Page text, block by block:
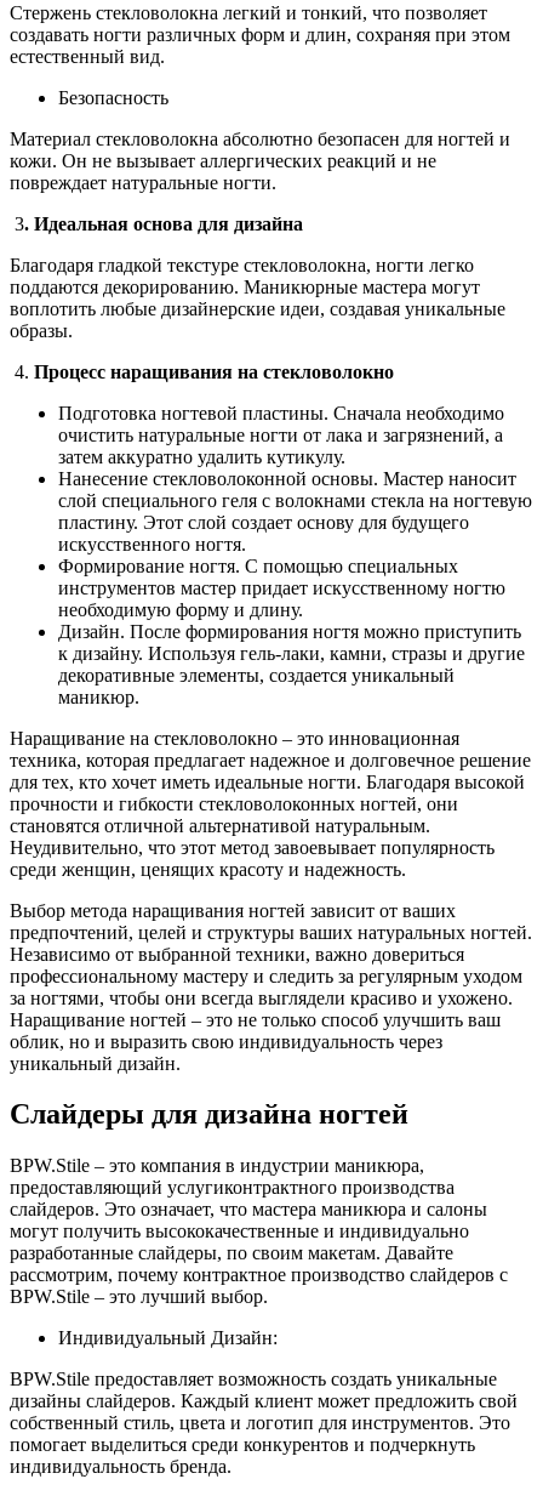
Стержень стекловолокна легкий и тонкий, что позволяет
создавать ногти различных форм и длин, сохраняя при этом
естественный вид.
Безопасность
Материал стекловолокна абсолютно безопасен для ногтей и
кожи. Он не вызывает аллергических реакций и не
повреждает натуральные ногти.
3. Идеальная основа для дизайна
Благодаря гладкой текстуре стекловолокна, ногти легко
поддаются декорированию. Маникюрные мастера могут
воплотить любые дизайнерские идеи, создавая уникальные
образы.
4. Процесс наращивания на стекловолокно
Подготовка ногтевой пластины. Сначала необходимо
очистить натуральные ногти от лака и загрязнений, а
затем аккуратно удалить кутикулу.
Нанесение стекловолоконной основы. Мастер наносит
слой специального геля с волокнами стекла на ногтевую
пластину. Этот слой создает основу для будущего
искусственного ногтя.
Формирование ногтя. С помощью специальных
инструментов мастер придает искусственному ногтю
необходимую форму и длину.
Дизайн. После формирования ногтя можно приступить
к дизайну. Используя гель-лаки, камни, стразы и другие
декоративные элементы, создается уникальный
маникюр.
Наращивание на стекловолокно – это инновационная
техника, которая предлагает надежное и долговечное решение
для тех, кто хочет иметь идеальные ногти. Благодаря высокой
прочности и гибкости стекловолоконных ногтей, они
становятся отличной альтернативой натуральным.
Неудивительно, что этот метод завоевывает популярность
среди женщин, ценящих красоту и надежность.
Выбор метода наращивания ногтей зависит от ваших
предпочтений, целей и структуры ваших натуральных ногтей.
Независимо от выбранной техники, важно довериться
профессиональному мастеру и следить за регулярным уходом
за ногтями, чтобы они всегда выглядели красиво и ухожено.
Наращивание ногтей – это не только способ улучшить ваш
облик, но и выразить свою индивидуальность через
уникальный дизайн.
Слайдеры для дизайна ногтей
BPW.Stile – это компания в индустрии маникюра,
предоставляющий услугиконтрактного производства
слайдеров. Это означает, что мастера маникюра и салоны
могут получить высококачественные и индивидуально
разработанные слайдеры, по своим макетам. Давайте
рассмотрим, почему контрактное производство слайдеров с
BPW.Stile – это лучший выбор.
Индивидуальный Дизайн:
BPW.Stile предоставляет возможность создать уникальные
дизайны слайдеров. Каждый клиент может предложить свой
собственный стиль, цвета и логотип для инструментов. Это
помогает выделиться среди конкурентов и подчеркнуть
индивидуальность бренда.